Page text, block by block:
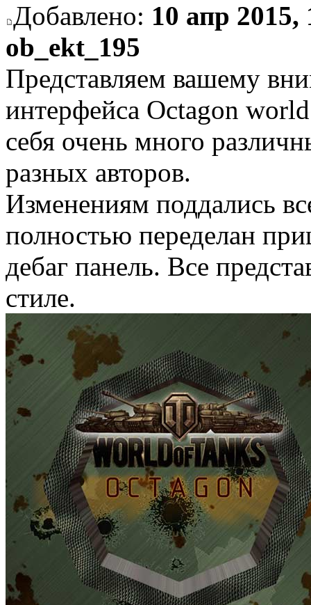
Добавлено: 10 апр 2015,
ob_ekt_195
Представляем вашему
интерфейса Octagon
себя очень много
разных авторов.
Изменениям поддались
полностью переделан
дебаг панель. Все
стиле.